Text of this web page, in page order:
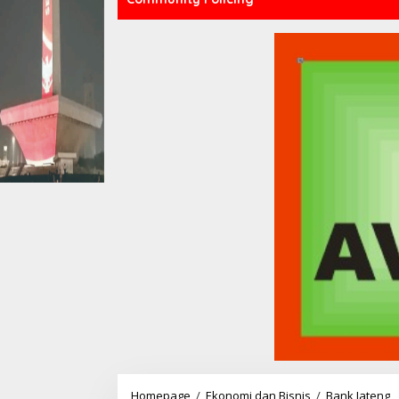
Homepage / Ekonomi dan Bisnis / Bank Jateng